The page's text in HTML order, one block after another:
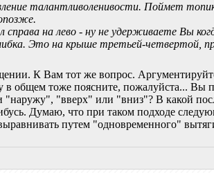
талантливоленивости. Поймет
справа на лево - ну не удерживаете Вы
Это на крыше третьей-четвертой,
К Вам тот же вопрос.
в общем тоже поясните, пожалуйста...
"вверх" или "вниз"? В какой
Думаю, что при таком подходе
путем "одновременного"